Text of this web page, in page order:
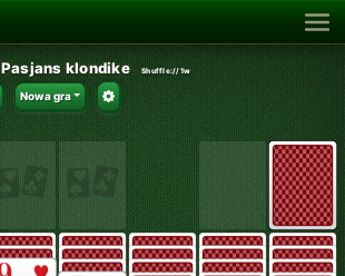
Pasjans klondike Shuffle://1w
Nowa gra